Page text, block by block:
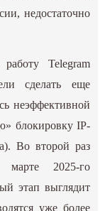
недостаточно
Telegram
сделать еще
неэффективной
блокировку IP-
Во второй раз
марте 2025-го
этап выглядит
уже более